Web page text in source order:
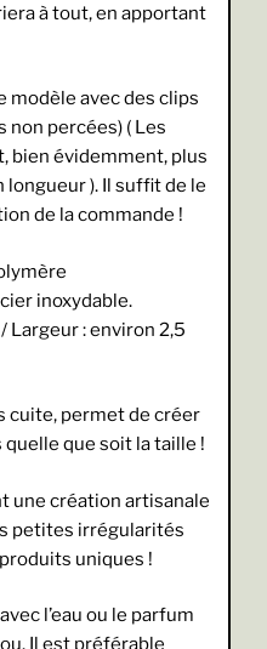
à tout, en apportant
modèle avec des clips
non percées) ( Les
bien évidemment, plus
longueur ). Il suffit de le
de la commande !
inoxydable.
Largeur : environ 2,5
cuite, permet de créer
que soit la taille !
une création artisanale
petites irrégularités
uniques !
l’eau ou le parfum
Il est préférable